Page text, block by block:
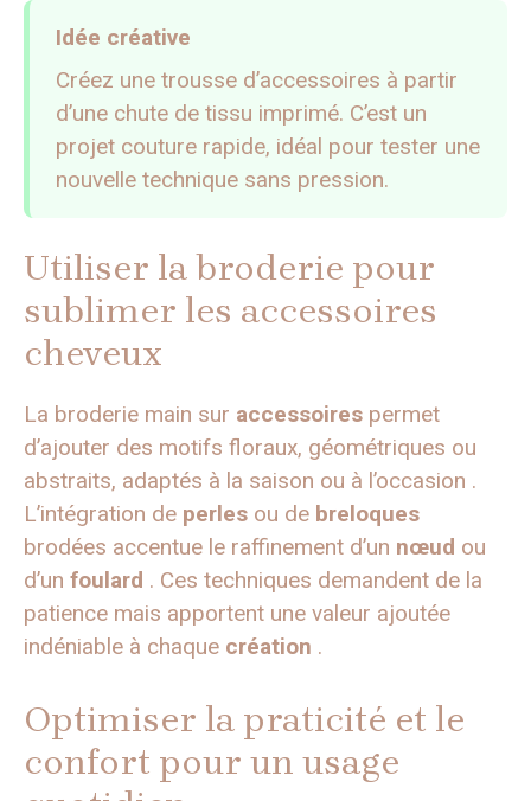
Idée créative
Créez une trousse d’accessoires à partir
d’une chute de tissu imprimé. C’est un
projet couture rapide, idéal pour tester une
nouvelle technique sans pression.
Utiliser la broderie pour
sublimer les accessoires
cheveux
La broderie main sur accessoires permet
d’ajouter des motifs floraux, géométriques ou
abstraits, adaptés à la saison ou à l’occasion .
L’intégration de perles ou de breloques
brodées accentue le raffinement d’un nœud ou
d’un foulard . Ces techniques demandent de la
patience mais apportent une valeur ajoutée
indéniable à chaque création .
Optimiser la praticité et le
confort pour un usage